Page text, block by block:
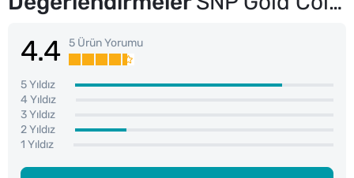
4.4 5 Ürün Yorumu
5 Yıldız
4 Yıldız
3 Yıldız
2 Yıldız
1 Yıldız